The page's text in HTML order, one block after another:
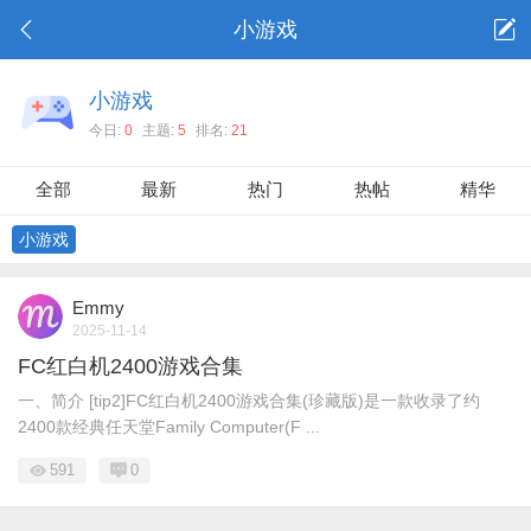
小游戏
小游戏
今日: 0 主题: 5 排名: 21
全部 最新 热门 热帖 精华
小游戏
Emmy
2025-11-14
FC红白机2400游戏合集
一、简介 [tip2]FC红白机2400游戏合集(珍藏版)是一款收录了约
2400款经典任天堂Family Computer(F ...
591 0